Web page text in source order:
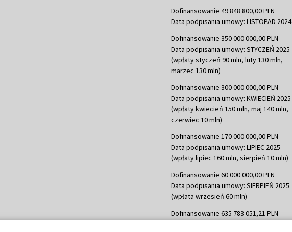
Dofinansowanie 49 848 800,00 PLN
Data podpisania umowy: LISTOPAD 2024
Dofinansowanie 350 000 000,00 PLN
Data podpisania umowy: STYCZEŃ 2025
(wpłaty styczeń 90 mln, luty 130 mln,
marzec 130 mln)
Dofinansowanie 300 000 000,00 PLN
Data podpisania umowy: KWIECIEŃ 2025
(wpłaty kwiecień 150 mln, maj 140 mln,
czerwiec 10 mln)
Dofinansowanie 170 000 000,00 PLN
Data podpisania umowy: LIPIEC 2025
(wpłaty lipiec 160 mln, sierpień 10 mln)
Dofinansowanie 60 000 000,00 PLN
Data podpisania umowy: SIERPIEŃ 2025
(wpłata wrzesień 60 mln)
Dofinansowanie 635 783 051,21 PLN